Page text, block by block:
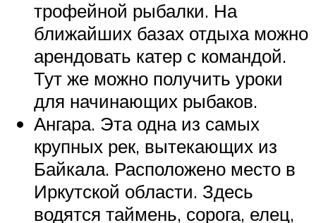
трофейной рыбалки. На
ближайших базах отдыха можно
арендовать катер с командой.
Тут же можно получить уроки
для начинающих рыбаков.
Ангара. Эта одна из самых
крупных рек, вытекающих из
Байкала. Расположено место в
Иркутской области. Здесь
водятся таймень, сорога, елец,